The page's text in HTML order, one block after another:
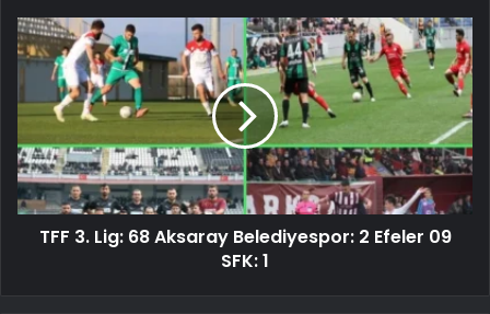
TFF 3. Lig: 68 Aksaray Belediyespor: 2 Efeler 09
SFK: 1